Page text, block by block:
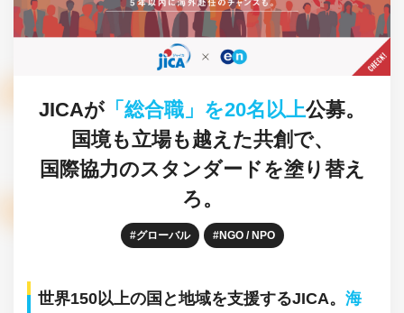
JICAが「総合職」を20名以上公募。
国境も立場も越えた共創で、
国際協力のスタンダードを塗り替え
ろ。
グローバル NGO / NPO
世界150以上の国と地域を支援するJICA。 海